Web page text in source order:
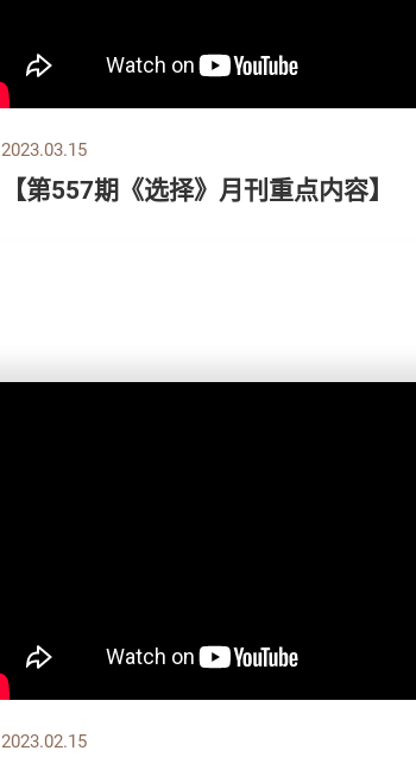
2023.03.15
【第557期《选择》月刊重点内容】
2023.02.15